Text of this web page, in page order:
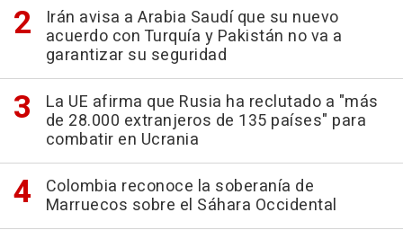
Irán avisa a Arabia Saudí que su nuevo
acuerdo con Turquía y Pakistán no va a
garantizar su seguridad
La UE afirma que Rusia ha reclutado a "más
de 28.000 extranjeros de 135 países" para
combatir en Ucrania
Colombia reconoce la soberanía de
Marruecos sobre el Sáhara Occidental